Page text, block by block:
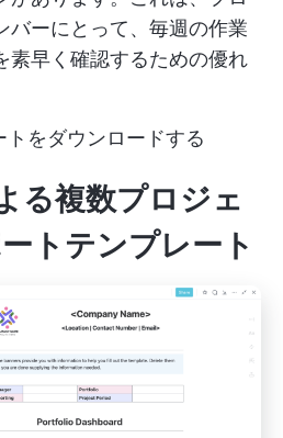
バーにとって、毎週の作業
素早く確認するための優れ
トをダウンロードする
る複数プロジェ
トテンプレート